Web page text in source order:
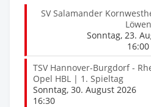
SV Salamander
Löwen
Sonntag, 23.
16:00
TSV Hannover-Burgdorf -
Opel HBL | 1. Spieltag
Sonntag, 30. August 2026
16:30